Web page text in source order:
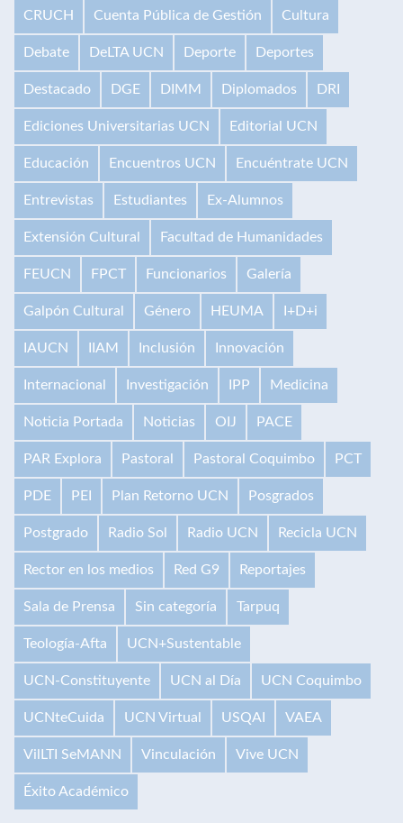
CRUCH Cuenta Pública de Gestión Cultura
Debate DeLTA UCN Deporte Deportes
Destacado DGE DIMM Diplomados DRI
Ediciones Universitarias UCN Editorial UCN
Educación Encuentros UCN Encuéntrate UCN
Entrevistas Estudiantes Ex-Alumnos
Extensión Cultural Facultad de Humanidades
FEUCN FPCT Funcionarios Galería
Galpón Cultural Género HEUMA I+D+i
IAUCN IIAM Inclusión Innovación
Internacional Investigación IPP Medicina
Noticia Portada Noticias OIJ PACE
PAR Explora Pastoral Pastoral Coquimbo PCT
PDE PEI Plan Retorno UCN Posgrados
Postgrado Radio Sol Radio UCN Recicla UCN
Rector en los medios Red G9 Reportajes
Sala de Prensa Sin categoría Tarpuq
Teología-Afta UCN+Sustentable
UCN-Constituyente UCN al Día UCN Coquimbo
UCNteCuida UCN Virtual USQAI VAEA
VilLTI SeMANN Vinculación Vive UCN
Éxito Académico